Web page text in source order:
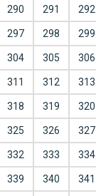
290 291 292
297 298 299
304 305 306
311 312 313
318 319 320
325 326 327
332 333 334
339 340 341